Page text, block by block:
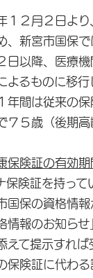
１２月２日より
、新宮市国保で
日以降、医療
よるものに移行
年間は従来の
７５歳（後期高
保険証の有効
保険証を持って
保の資格情報
報のお知らせ
えて提示すれば
険証に代わる